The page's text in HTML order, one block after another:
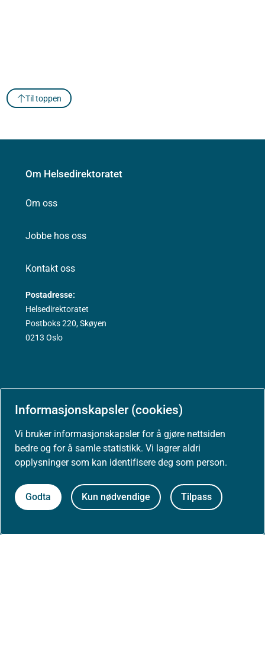
Informasjonskapsler (cookies)
Vi bruker informasjonskapsler for å gjøre nettsiden
bedre og for å samle statistikk. Vi lagrer aldri
opplysninger som kan identifisere deg som person.
Godta Kun nødvendige Tilpass
Til toppen
Om Helsedirektoratet
Om oss
Jobbe hos oss
Kontakt oss
Postadresse:
Helsedirektoratet
Postboks 220, Skøyen
0213 Oslo
Aktuelt
Nyheter
Arrangementer
Høringer